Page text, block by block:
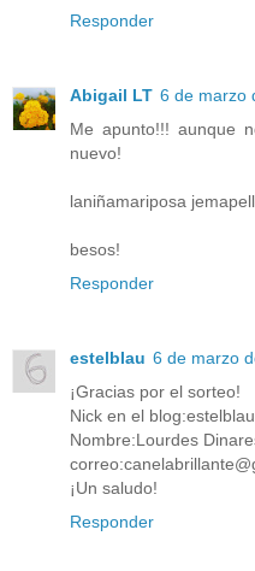
Responder
Abigail LT 6 de marzo
Me apunto!!! aunque
nuevo!
laniñamariposa
besos!
Responder
estelblau 6 de marzo
¡Gracias por el sorteo!
Nick en el blog:estelblau
Nombre:Lourdes
¡Un saludo!
Responder